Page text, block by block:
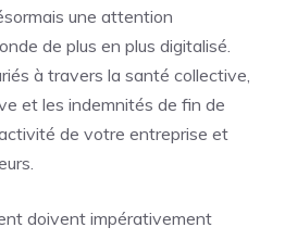
une attention
de plus en plus digitalisé.
à travers la santé collective,
et les indemnités de fin de
de votre entreprise et
doivent impérativement